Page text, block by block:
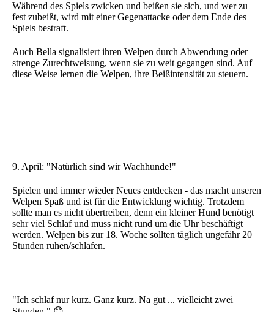
Während des Spiels zwicken und beißen sie sich, und wer zu
fest zubeißt, wird mit einer Gegenattacke oder dem Ende des
Spiels bestraft.
Auch Bella signalisiert ihren Welpen durch Abwendung oder
strenge Zurechtweisung, wenn sie zu weit gegangen sind. Auf
diese Weise lernen die Welpen, ihre Beißintensität zu steuern.
9. April: "Natürlich sind wir Wachhunde!"
Spielen und immer wieder Neues entdecken - das macht unseren
Welpen Spaß und ist für die Entwicklung wichtig. Trotzdem
sollte man es nicht übertreiben, denn ein kleiner Hund benötigt
sehr viel Schlaf und muss nicht rund um die Uhr beschäftigt
werden. Welpen bis zur 18. Woche sollten täglich ungefähr 20
Stunden ruhen/schlafen.
"Ich schlaf nur kurz. Ganz kurz. Na gut ... vielleicht zwei